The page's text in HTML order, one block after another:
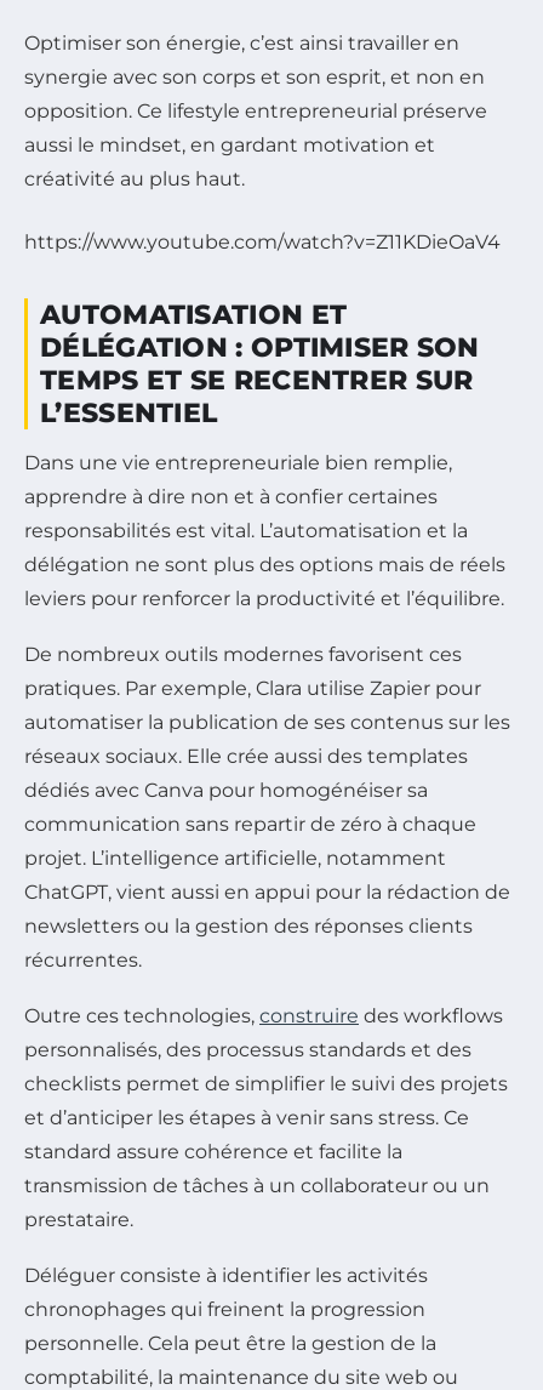
Optimiser son énergie, c’est ainsi travailler en
synergie avec son corps et son esprit, et non en
opposition. Ce lifestyle entrepreneurial préserve
aussi le mindset, en gardant motivation et
créativité au plus haut.
https://www.youtube.com/watch?v=Z11KDieOaV4
AUTOMATISATION ET
DÉLÉGATION : OPTIMISER SON
TEMPS ET SE RECENTRER SUR
L’ESSENTIEL
Dans une vie entrepreneuriale bien remplie,
apprendre à dire non et à confier certaines
responsabilités est vital. L’automatisation et la
délégation ne sont plus des options mais de réels
leviers pour renforcer la productivité et l’équilibre.
De nombreux outils modernes favorisent ces
pratiques. Par exemple, Clara utilise Zapier pour
automatiser la publication de ses contenus sur les
réseaux sociaux. Elle crée aussi des templates
dédiés avec Canva pour homogénéiser sa
communication sans repartir de zéro à chaque
projet. L’intelligence artificielle, notamment
ChatGPT, vient aussi en appui pour la rédaction de
newsletters ou la gestion des réponses clients
récurrentes.
Outre ces technologies, construire des workflows
personnalisés, des processus standards et des
checklists permet de simplifier le suivi des projets
et d’anticiper les étapes à venir sans stress. Ce
standard assure cohérence et facilite la
transmission de tâches à un collaborateur ou un
prestataire.
Déléguer consiste à identifier les activités
chronophages qui freinent la progression
personnelle. Cela peut être la gestion de la
comptabilité, la maintenance du site web ou